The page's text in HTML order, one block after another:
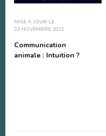
MISE À JOUR LE
23 NOVEMBRE 2022
Communication
animale : Intuition ?